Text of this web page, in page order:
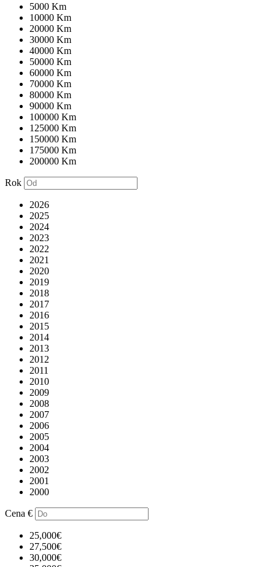
5000 Km
10000 Km
20000 Km
30000 Km
40000 Km
50000 Km
60000 Km
70000 Km
80000 Km
90000 Km
100000 Km
125000 Km
150000 Km
175000 Km
200000 Km
Rok
2026
2025
2024
2023
2022
2021
2020
2019
2018
2017
2016
2015
2014
2013
2012
2011
2010
2009
2008
2007
2006
2005
2004
2003
2002
2001
2000
Cena €
25,000€
27,500€
30,000€